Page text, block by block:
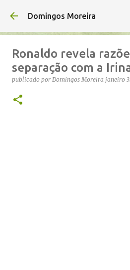
Avançar para o
Domingos Moreira
Ronaldo revela
separação com a
publicado por Domingos Moreira janeiro